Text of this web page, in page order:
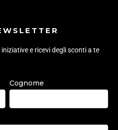
e ricevi degli sconti a te
Cognome